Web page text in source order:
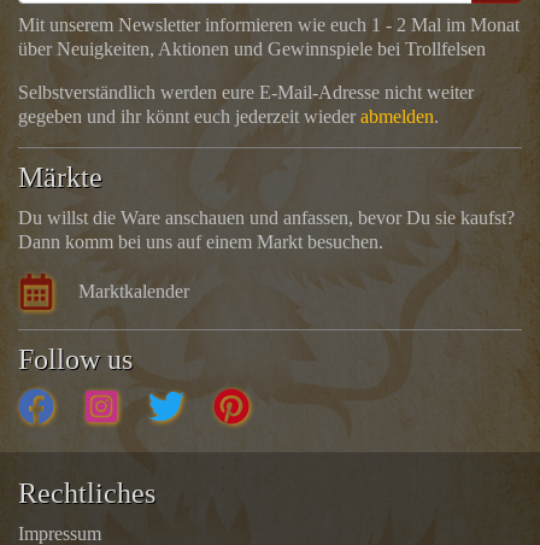
Mit unserem Newsletter informieren wie euch 1 - 2 Mal im Monat
über Neuigkeiten, Aktionen und Gewinnspiele bei Trollfelsen
Selbstverständlich werden eure E-Mail-Adresse nicht weiter
gegeben und ihr könnt euch jederzeit wiederabmelden.
Märkte
Du willst die Ware anschauen und anfassen, bevor Du sie kaufst?
Dann komm bei uns auf einem Markt besuchen.
Marktkalender
Follow us
Rechtliches
Impressum